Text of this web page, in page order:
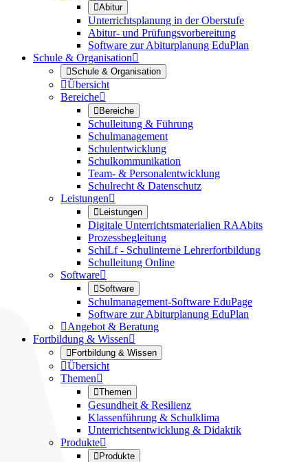
Abitur
Unterrichtsplanung in der Oberstufe
Abitur- und Prüfungsvorbereitung
Software zur Abiturplanung EduPlan
Schule & Organisation
Schule & Organisation
Übersicht
Bereiche
Bereiche
Schulleitung & Führung
Schulmanagement
Schulentwicklung
Schulkommunikation
Team- & Personalentwicklung
Schulrecht & Datenschutz
Leistungen
Leistungen
Digitale Unterrichtsmaterialien RAAbits
Prozessbegleitung
SchiLf - Schulinterne Lehrerfortbildung
Schulleitung Online
Software
Software
Schulmanagement-Software EduPage
Software zur Abiturplanung EduPlan
Angebot & Beratung
Fortbildung & Wissen
Fortbildung & Wissen
Übersicht
Themen
Themen
Gesundheit & Resilienz
Klassenführung & Schulklima
Unterrichtsentwicklung & Didaktik
Produkte
Produkte